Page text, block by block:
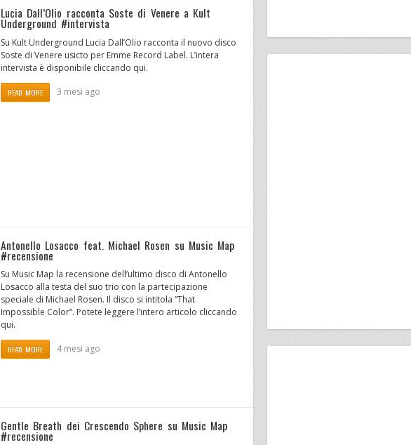
Lucia Dall’Olio racconta Soste di Venere a Kult
Underground #intervista
Su Kult Underground Lucia Dall’Olio racconta il nuovo disco
Soste di Venere usicto per Emme Record Label. L’intera
intervista è disponibile cliccando qui.
READ MORE 3 mesi ago
Antonello Losacco feat. Michael Rosen su Music Map
#recensione
Su Music Map la recensione dell’ultimo disco di Antonello
Losacco alla testa del suo trio con la partecipazione
speciale di Michael Rosen. Il disco si intitola ”That
Impossible Color”. Potete leggere l’intero articolo cliccando
qui.
READ MORE 4 mesi ago
Gentle Breath dei Crescendo Sphere su Music Map
#recensione